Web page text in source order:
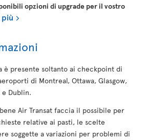
opzioni di upgrade per il vostro
è presente soltanto ai checkpoint di
di Montreal, Ottawa, Glasgow,
e Dublin.
Air Transat faccia il possibile per
relative ai pasti, le scelte
soggette a variazioni per problemi di